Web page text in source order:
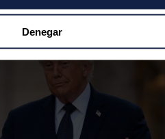
sobre su ubicación geográfica
de varios metros
analizándolo activamente
(huellas digitales)
cómo se procesan sus
preferencias en la sección de
consentimiento en cualquier
Denegar